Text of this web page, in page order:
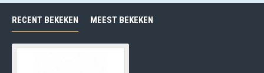
RECENT BEKEKEN MEEST BEKEKEN